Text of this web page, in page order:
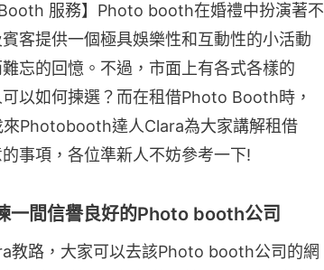
服務】Photo booth在婚禮中扮演著不
客提供一個極具娛樂性和互動性的小活動
忘的回憶。不過，市面上有各式各樣的
以如何揀選？而在租借Photo Booth時，
來Photobooth達人Clara為大家講解租借
事項，各位準新人不妨參考一下!
一間信譽良好的Photo booth公司
教路，大家可以去該Photo booth公司的網